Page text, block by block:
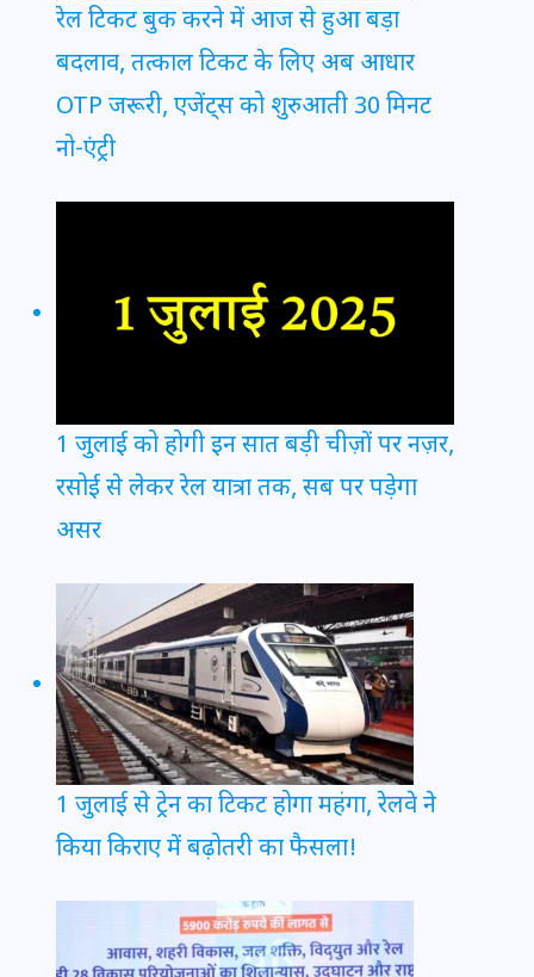
रेल टिकट बुक करने में आज से हुआ बड़ा
बदलाव, तत्काल टिकट के लिए अब आधार
OTP जरूरी, एजेंट्स को शुरुआती 30 मिनट
नो-एंट्री
1 जुलाई को होगी इन सात बड़ी चीज़ों पर नज़र,
रसोई से लेकर रेल यात्रा तक, सब पर पड़ेगा
असर
1 जुलाई से ट्रेन का टिकट होगा महंगा, रेलवे ने
किया किराए में बढ़ोतरी का फैसला!